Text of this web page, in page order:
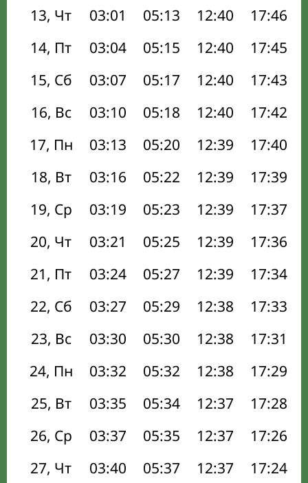
13, Чт
03:01 05:13 12:40 17:46
14, Пт
03:04 05:15 12:40 17:45
15, Сб
03:07 05:17 12:40 17:43
16, Вс
03:10 05:18 12:40 17:42
17, Пн
03:13 05:20 12:39 17:40
18, Вт
03:16 05:22 12:39 17:39
19, Ср
03:19 05:23 12:39 17:37
20, Чт
03:21 05:25 12:39 17:36
21, Пт
03:24 05:27 12:39 17:34
22, Сб
03:27 05:29 12:38 17:33
23, Вс
03:30 05:30 12:38 17:31
24, Пн
03:32 05:32 12:38 17:29
25, Вт
03:35 05:34 12:37 17:28
26, Ср
03:37 05:35 12:37 17:26
27, Чт
03:40 05:37 12:37 17:24